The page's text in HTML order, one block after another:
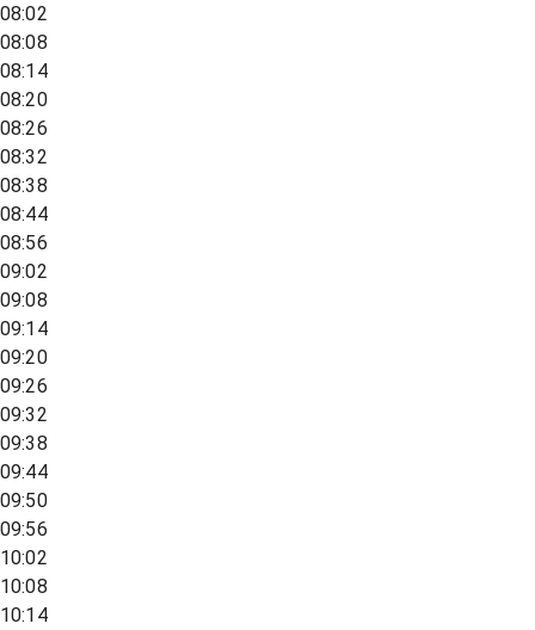
08:02
08:08
08:14
08:20
08:26
08:32
08:38
08:44
08:56
09:02
09:08
09:14
09:20
09:26
09:32
09:38
09:44
09:50
09:56
10:02
10:08
10:14